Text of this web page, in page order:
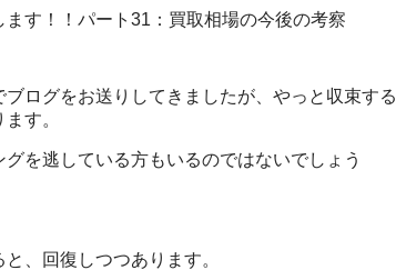
す！！パート31：買取相場の今後の考察
ログをお送りしてきましたが、やっと収束する
す。
を逃している方もいるのではないでしょう
、回復しつつあります。